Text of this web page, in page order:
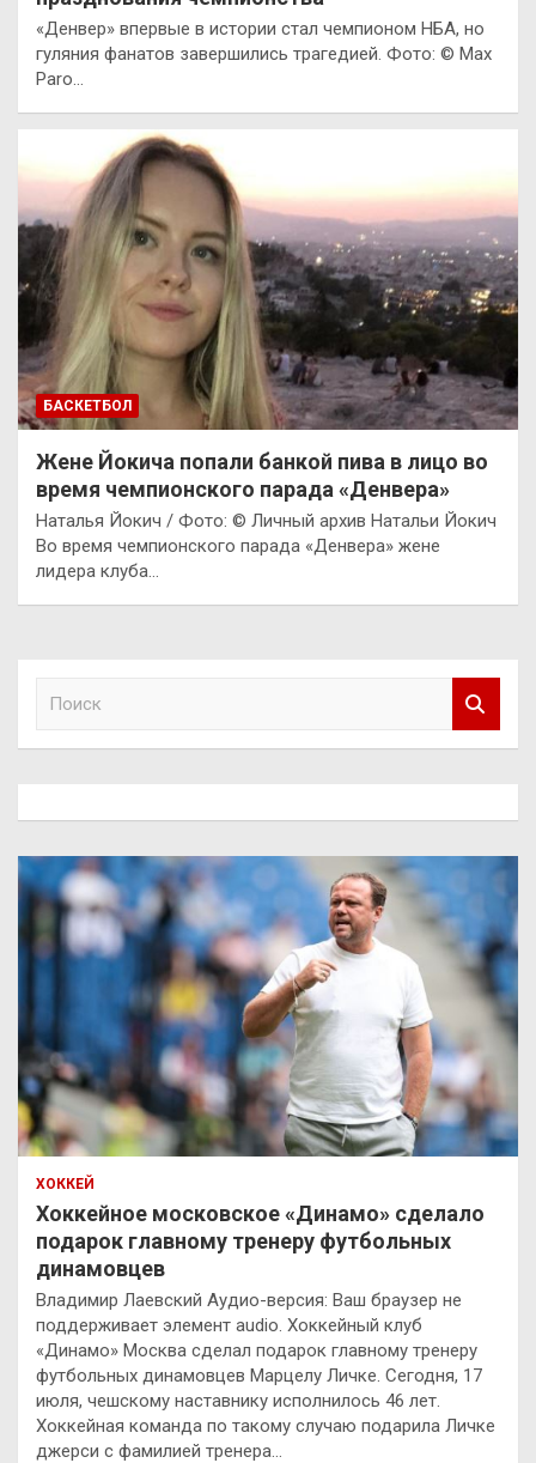
«Денвер» впервые в истории стал чемпионом НБА, но
гуляния фанатов завершились трагедией. Фото: © Max
Paro…
БАСКЕТБОЛ
Жене Йокича попали банкой пива в лицо во
время чемпионского парада «Денвера»
Наталья Йокич / Фото: © Личный архив Натальи Йокич
Во время чемпионского парада «Денвера» жене
лидера клуба…
ХОККЕЙ
Хоккейное московское «Динамо» сделало
подарок главному тренеру футбольных
динамовцев
Владимир Лаевский Аудио-версия: Ваш браузер не
поддерживает элемент audio. Хоккейный клуб
«Динамо» Москва сделал подарок главному тренеру
футбольных динамовцев Марцелу Личке. Сегодня, 17
июля, чешскому наставнику исполнилось 46 лет.
Хоккейная команда по такому случаю подарила Личке
джерси с фамилией тренера…